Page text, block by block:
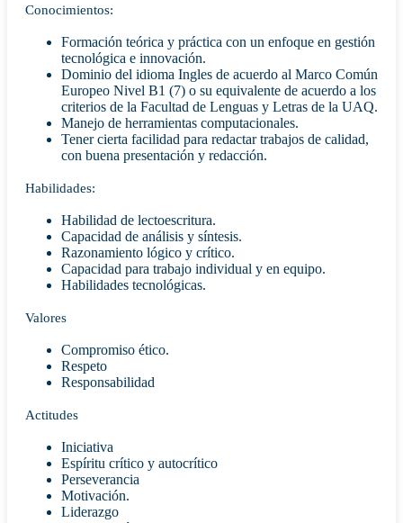
Conocimientos:
Formación teórica y práctica con un enfoque en gestión
tecnológica e innovación.
Dominio del idioma Ingles de acuerdo al Marco Común
Europeo Nivel B1 (7) o su equivalente de acuerdo a los
criterios de la Facultad de Lenguas y Letras de la UAQ.
Manejo de herramientas computacionales.
Tener cierta facilidad para redactar trabajos de calidad,
con buena presentación y redacción.
Habilidades:
Habilidad de lectoescritura.
Capacidad de análisis y síntesis.
Razonamiento lógico y crítico.
Capacidad para trabajo individual y en equipo.
Habilidades tecnológicas.
Valores
Compromiso ético.
Respeto
Responsabilidad
Actitudes
Iniciativa
Espíritu crítico y autocrítico
Perseverancia
Motivación.
Liderazgo